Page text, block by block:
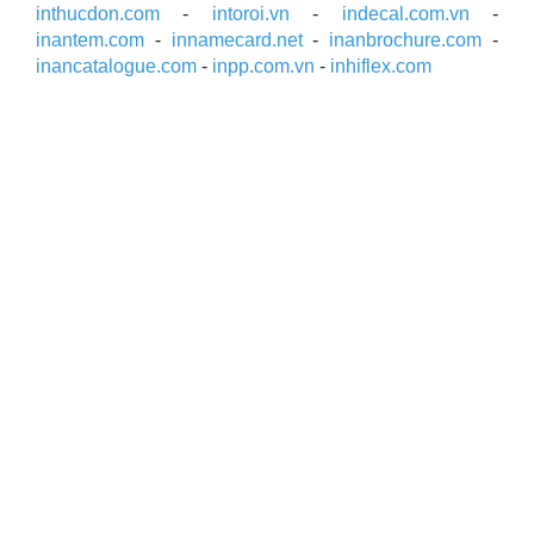
inthucdon.com - intoroi.vn - indecal.com.vn -
inantem.com - innamecard.net- inanbrochure.com -
inancatalogue.com - inpp.com.vn - inhiflex.com